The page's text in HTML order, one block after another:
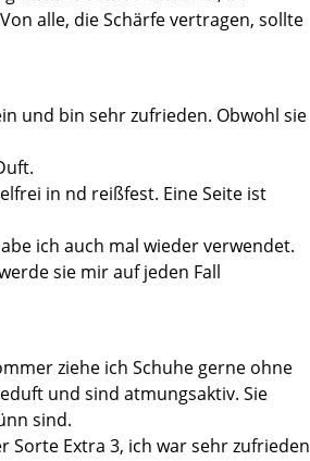
alle, die Schärfe vertragen, sollte
und bin sehr zufrieden. Obwohl sie
in nd reißfest. Eine Seite ist
ich auch mal wieder verwendet.
sie mir auf jeden Fall
ziehe ich Schuhe gerne ohne
und sind atmungsaktiv. Sie
sind.
Sorte Extra 3, ich war sehr zufrieden